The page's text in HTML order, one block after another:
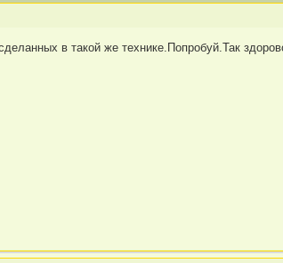
в такой же технике.Попробуй.Так